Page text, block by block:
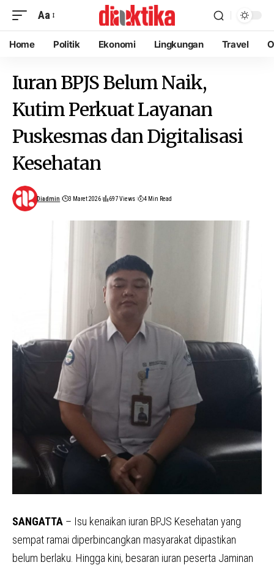
Aa
Home Politik Ekonomi Lingkungan Travel
Iuran BPJS Belum Naik,
Kutim Perkuat Layanan
Puskesmas dan Digitalisasi
Kesehatan
Diadmin 3 Maret 2026 697 Views 4 Min Read
SANGATTA – Isu kenaikan iuran BPJS Kesehatan yang
sempat ramai diperbincangkan masyarakat dipastikan
belum berlaku. Hingga kini, besaran iuran peserta Jaminan